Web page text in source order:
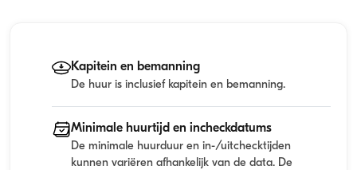
Kapitein en bemanning
De huur is inclusief kapitein en bemanning.
Minimale huurtijd en incheckdatums
De minimale huurduur en in-/uitchecktijden
kunnen variëren afhankelijk van de data. De